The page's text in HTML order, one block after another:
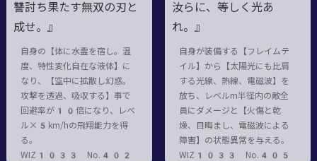
讐討ち果たす無双の刃と
成せ。』
自身の【体に水霊を宿し。温
度、特性変化自在な液体】に
なり、【空中に拡散し幻惑。
攻撃を透過、吸収する】事で
回避率が10倍になり、レベ
ル×5km/hの飛翔能力を得
る。
WIZ1033 No.402
汝らに、等しく光あ
れ。』
自身が装備する【フレイムテ
イル】から【太陽光にも比肩
する光線、熱線、電磁波】を
放ち、レベルm半径内の敵全
員にダメージと【火傷と乾
燥、目晦まし、電磁波による
障害】の状態異常を与える。
WIZ1033 No.405